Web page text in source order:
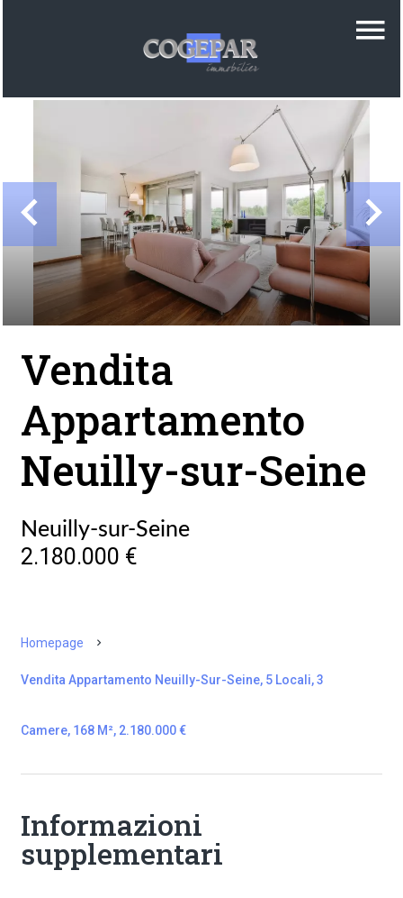
Vendita
Appartamento
Neuilly-sur-Seine
Neuilly-sur-Seine
2.180.000 €
Homepage
Vendita Appartamento Neuilly-Sur-Seine, 5 Locali, 3
Camere, 168 M², 2.180.000 €
Informazioni
supplementari